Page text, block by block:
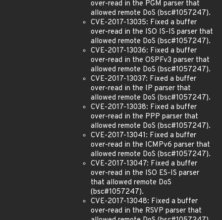
over-read in the PGM parser that
allowed remote DoS (bsc#1057247).
CVE-2017-13035: Fixed a buffer
over-read in the ISO IS-IS parser that
allowed remote DoS (bsc#1057247).
CVE-2017-13036: Fixed a buffer
over-read in the OSPFv3 parser that
allowed remote DoS (bsc#1057247).
CVE-2017-13037: Fixed a buffer
over-read in the IP parser that
allowed remote DoS (bsc#1057247).
CVE-2017-13038: Fixed a buffer
over-read in the PPP parser that
allowed remote DoS (bsc#1057247).
CVE-2017-13041: Fixed a buffer
over-read in the ICMPv6 parser that
allowed remote DoS (bsc#1057247).
CVE-2017-13047: Fixed a buffer
over-read in the ISO ES-IS parser
that allowed remote DoS
(bsc#1057247).
CVE-2017-13048: Fixed a buffer
over-read in the RSVP parser that